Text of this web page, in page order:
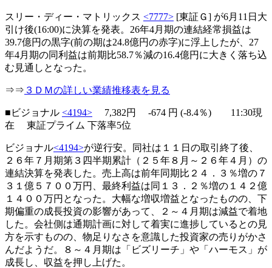
スリー・ディー・マトリックス <7777> [東証Ｇ] が6月11日大
引け後(16:00)に決算を発表。26年4月期の連結経常損益は
39.7億円の黒字(前の期は24.8億円の赤字)に浮上したが、27
年4月期の同利益は前期比58.7％減の16.4億円に大きく落ち込
む見通しとなった。
⇒⇒ ３ＤＭの詳しい業績推移表を見る
■ビジョナル <4194> 7,382円 -674 円 (-8.4％) 11:30現
在 東証プライム 下落率5位
ビジョナル<4194>が逆行安。同社は１１日の取引終了後、
２６年７月期第３四半期累計（２５年８月～２６年４月）の
連結決算を発表した。売上高は前年同期比２４．３％増の７
３１億５７００万円、最終利益は同１３．２％増の１４２億
１４００万円となった。大幅な増収増益となったものの、下
期偏重の成長投資の影響があって、２～４月期は減益で着地
した。会社側は通期計画に対して着実に進捗しているとの見
方を示すものの、物足りなさを意識した投資家の売りがかさ
んだようだ。８～４月期は「ビズリーチ」や「ハーモス」が
成長し、収益を押し上げた。